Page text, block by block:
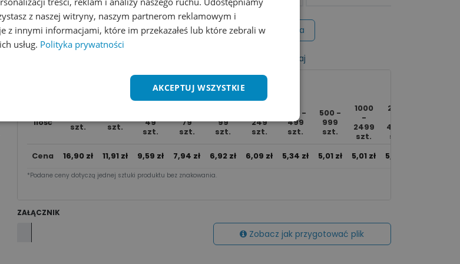
Dodaj do koszyka Wycena na maila
Porównaj
Cena za sztu​kę zależy od nakładu:
Ilość
szt.
szt.
49
szt.
79
szt.
99
szt.
249
szt.
250 -
499
szt.
500 -
999
szt.
1000
-
2499
szt.
2500
4999
szt.
Cena 16,90 zł 11,91 zł 9,59 zł 7,94 zł 6,92 zł 6,09 zł 5,34 zł 5,01 zł 5,01 zł 5,01
*Podane ceny dotyczą jednej sztuki produktu bez znakowania.​
ZAŁĄCZNIK
Zobacz jak przygotować plik
z naszej witryny, naszym partnerom reklamowym i
z innymi informacjami, które im przekazałeś lub które zebrali w
usług. Polityka prywatności
AKCEPTUJ WSZYSTKIE